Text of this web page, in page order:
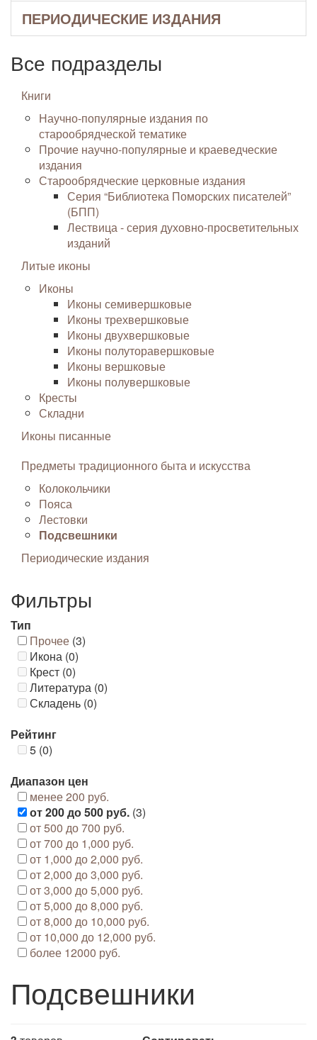
ПЕРИОДИЧЕСКИЕ ИЗДАНИЯ
Все подразделы
Книги
Научно-популярные издания по
старообрядческой тематике
Прочие научно-популярные и краеведческие
издания
Старообрядческие церковные издания
Серия “Библиотека Поморских писателей”
(БПП)
Лествица - серия духовно-просветительных
изданий
Литые иконы
Иконы
Иконы семивершковые
Иконы трехвершковые
Иконы двухвершковые
Иконы полуторавершковые
Иконы вершковые
Иконы полувершковые
Кресты
Складни
Иконы писанные
Предметы традиционного быта и искусства
Колокольчики
Пояса
Лестовки
Подсвешники
Периодические издания
Фильтры
Тип
Прочее (3)
Икона (0)
Крест (0)
Литература (0)
Складень (0)
Рейтинг
5 (0)
Диапазон цен
менее 200 руб.
от 200 до 500 руб. (3)
от 500 до 700 руб.
от 700 до 1,000 руб.
от 1,000 до 2,000 руб.
от 2,000 до 3,000 руб.
от 3,000 до 5,000 руб.
от 5,000 до 8,000 руб.
от 8,000 до 10,000 руб.
от 10,000 до 12,000 руб.
более 12000 руб.
Подсвешники